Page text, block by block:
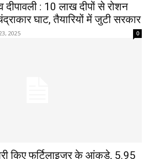
दीपावली : 10 लाख दीपों से रोशन
घाट, तैयारियों में जुटी सरकार
2025 0
किए फर्टिलाइजर के आंकड़े, 5.95